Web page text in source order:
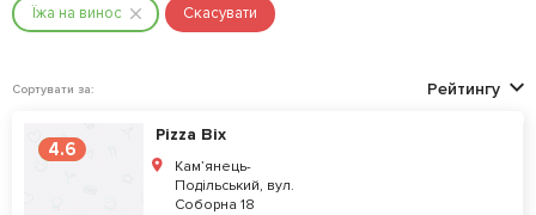
Їжа на винос Скасувати
Сортувати за: Рейтингу
4.6
Pizza Bix
Кам’янець-
Подільський, вул.
Соборна 18